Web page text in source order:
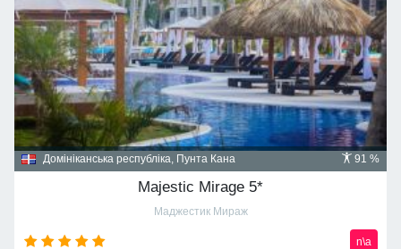
91 %
Домініканська республіка, Пунта Кана
Majestic Mirage 5*
Маджестик Мираж
n\a